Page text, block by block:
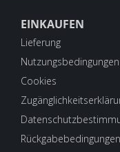
EINKAUFEN
Lieferung
Nutzungsbedingungen
Cookies
Rückgabebedingungen